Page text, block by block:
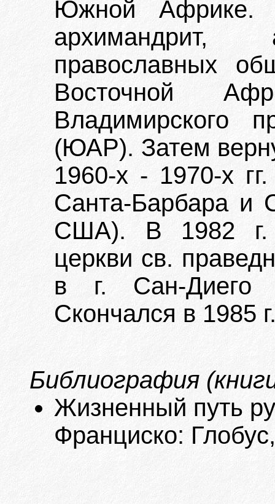
Южной Африке.
архимандрит,
православных
Восточной
Владимирского
(ЮАР). Затем
1960-х - 1970-х
Санта-Барбара и
США). В 1982 г.
церкви св.
в г. Сан-Диего
Скончался в 1985
Библиография
Жизненный путь
Франциско: